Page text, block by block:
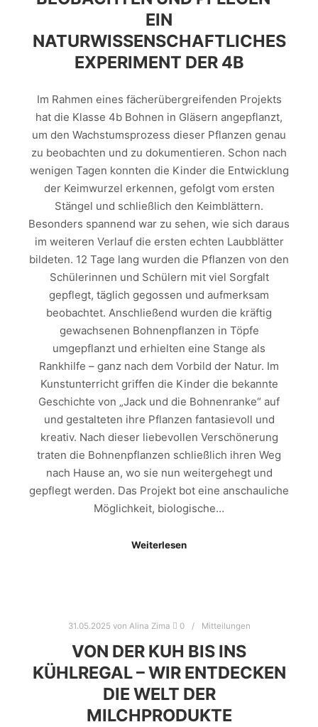
EIN
NATURWISSENSCHAFTLICHES
EXPERIMENT DER 4B
Im Rahmen eines fächerübergreifenden Projekts
hat die Klasse 4b Bohnen in Gläsern angepflanzt,
um den Wachstumsprozess dieser Pflanzen genau
zu beobachten und zu dokumentieren. Schon nach
wenigen Tagen konnten die Kinder die Entwicklung
der Keimwurzel erkennen, gefolgt vom ersten
Stängel und schließlich den Keimblättern.
Besonders spannend war zu sehen, wie sich daraus
im weiteren Verlauf die ersten echten Laubblätter
bildeten. 12 Tage lang wurden die Pflanzen von den
Schülerinnen und Schülern mit viel Sorgfalt
gepflegt, täglich gegossen und aufmerksam
beobachtet. Anschließend wurden die kräftig
gewachsenen Bohnenpflanzen in Töpfe
umgepflanzt und erhielten eine Stange als
Rankhilfe – ganz nach dem Vorbild der Natur. Im
Kunstunterricht griffen die Kinder die bekannte
Geschichte von „Jack und die Bohnenranke“ auf
und gestalteten ihre Pflanzen fantasievoll und
kreativ. Nach dieser liebevollen Verschönerung
traten die Bohnenpflanzen schließlich ihren Weg
nach Hause an, wo sie nun weitergehegt und
gepflegt werden. Das Projekt bot eine anschauliche
Möglichkeit, biologische…
Weiterlesen
31.05.2025 von Alina Zima 0 Mitteilungen
VON DER KUH BIS INS
KÜHLREGAL – WIR ENTDECKEN
DIE WELT DER
MILCHPRODUKTE